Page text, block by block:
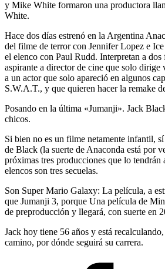
y Mike White formaron una productora
White.
Hace dos días estrenó en la Argentina
del filme de terror con Jennifer Lopez e
el elenco con Paul Rudd. Interpretan a dos
aspirante a director de cine que solo dirige
a un actor que solo apareció en algunos
S.W.A.T., y que quieren hacer la remake
Posando en la última «Jumanji». Jack
chicos.
Si bien no es un filme netamente infantil,
de Black (la suerte de Anaconda está por
próximas tres producciones que lo tendrán
elencos son tres secuelas.
Son Super Mario Galaxy: La película, a
que Jumanji 3, porque Una película de
de preproducción y llegará, con suerte en
Jack hoy tiene 56 años y está
camino, por dónde seguirá su carrera.